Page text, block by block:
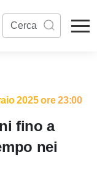
2025 ore 23:00
fino a
nei